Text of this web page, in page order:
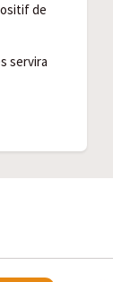
de
servira